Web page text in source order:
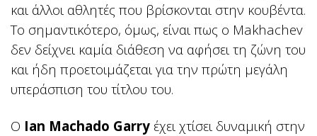
και άλλοι αθλητές που βρίσκονται στην κουβέντα.
Το σημαντικότερο, όμως, είναι πως ο Makhachev
δεν δείχνει καμία διάθεση να αφήσει τη ζώνη του
και ήδη προετοιμάζεται για την πρώτη μεγάλη
υπεράσπιση του τίτλου του.
Ο Ian Machado Garry έχει χτίσει δυναμική στην